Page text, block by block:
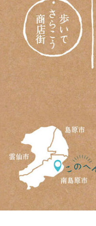
【NEW OPEN】学びも仕事も
かどる、島原の新たなワークプ
レイス「コワーキングスペース
NODE島原店」
る。話したくなる。「
nglish Lesson」
春のお祝い特集 @島原半島
【NEW OPEN】Cafe sui
【運動会】オードブル・お弁当特